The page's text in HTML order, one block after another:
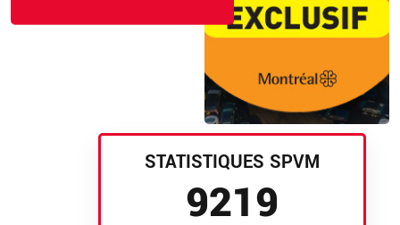
STATISTIQUES SPVM
9219